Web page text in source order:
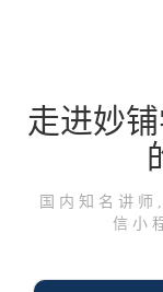
走进妙
国内知名讲
信小